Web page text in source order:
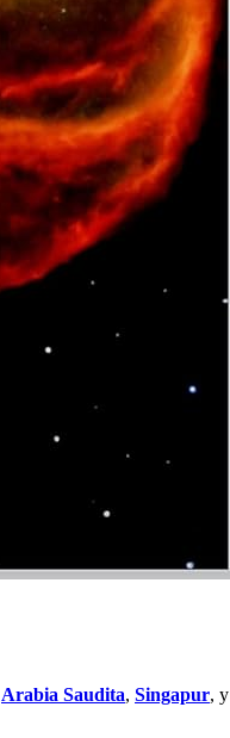
Arabia Saudita, Singapur, y